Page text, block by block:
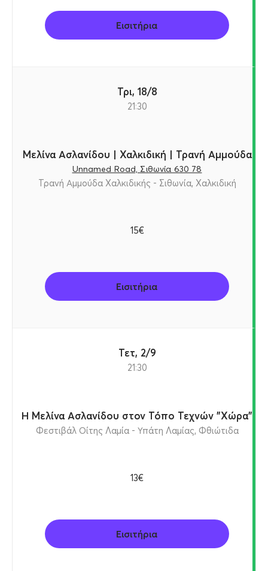
Εισιτήρια
Τρι, 18/8
21:30
Μελίνα Ασλανίδου | Χαλκιδική | Τρανή Αμμούδα
Unnamed Road, Σιθωνία 630 78
Τρανή Αμμούδα Χαλκιδικής - Σιθωνία, Χαλκιδική
15€
Εισιτήρια
Τετ, 2/9
21:30
Η Μελίνα Ασλανίδου στον Τόπο Τεχνών "Χώρα"
Φεστιβάλ Οίτης Λαμία - Υπάτη Λαμίας, Φθιώτιδα
13€
Εισιτήρια